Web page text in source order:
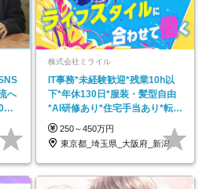
へ
万
株式会社ミライル
IT事務*未経験歓迎*残業10h以
下*年休130日*服装・髪型自由
*AI研修あり*住宅手当あり*転勤
なし
250～450万円
東京都_埼玉県_大阪府_新潟県_福岡県